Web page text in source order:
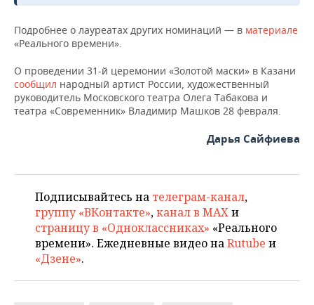
Подробнее о лауреатах других номинаций — в материале
«Реального времени».
О проведении 31-й церемонии «Золотой маски» в Казани
сообщил народный артист России, художественный
руководитель Московского театра Олега Табакова и
театра «Современник» Владимир Машков 28 февраля.
Дарья Сайфиева
Подписывайтесь на телеграм-канал,
группу «ВКонтакте»,канал в MAXи
страницу в «Одноклассниках» «Реального
времени». Ежедневные видео наRutube и
«Дзене».